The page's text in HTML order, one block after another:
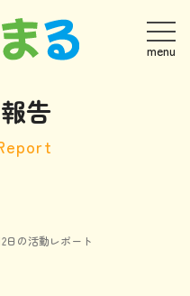
告
日の活動レポート